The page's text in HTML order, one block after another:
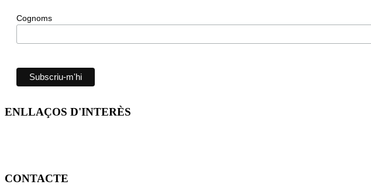
Cognoms
ENLLAÇOS D'INTERÈS
CONTACTE